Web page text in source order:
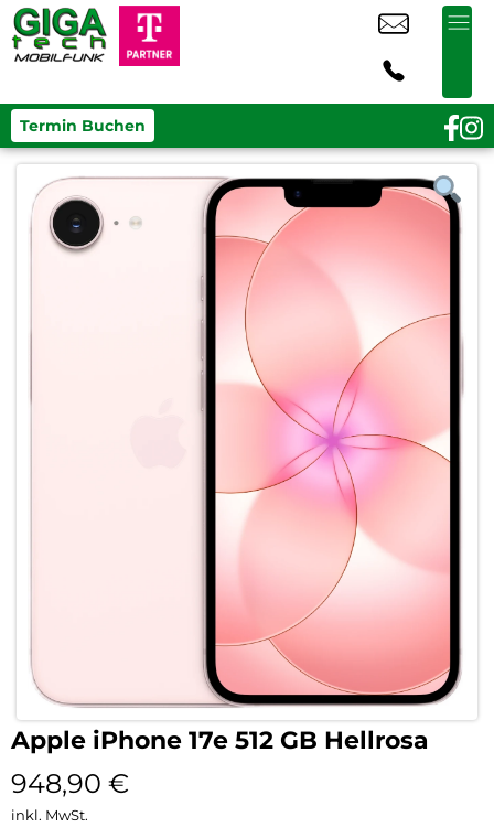
Termin Buchen
Apple iPhone 17e 512 GB Hellrosa
948,90 €
inkl. MwSt.